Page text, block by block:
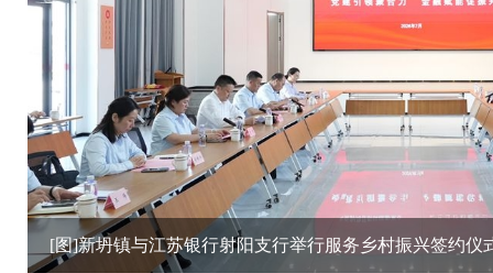
[图]新坍镇与江苏银行射阳支行举行服务乡村振兴签约仪